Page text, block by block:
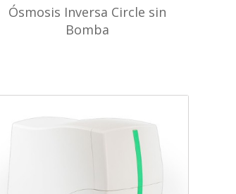
Ósmosis Inversa Circle sin
Bomba